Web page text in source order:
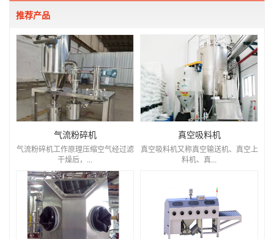
推荐产品
气流粉碎机
气流粉碎机工作原理压缩空气经过滤
干燥后，...
真空吸料机
真空吸料机又称真空输送机、真空上
料机、真...